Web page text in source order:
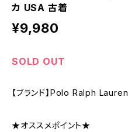
カ USA 古着
¥9,980
SOLD OUT
【ブランド】Polo Ralph Lauren
★オススメポイント★